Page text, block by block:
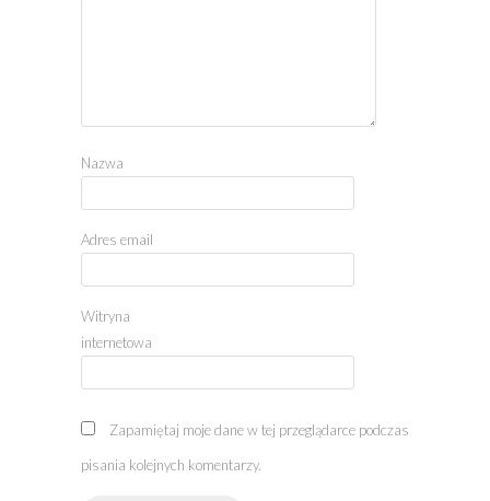
Nazwa
Adres email
Witryna
internetowa
Zapamiętaj moje dane w tej przeglądarce podczas
pisania kolejnych komentarzy.